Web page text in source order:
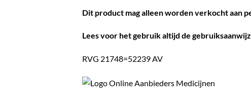
Dit product mag alleen worden verkocht aan
Lees voor het gebruik altijd de
RVG 21748=52239 AV